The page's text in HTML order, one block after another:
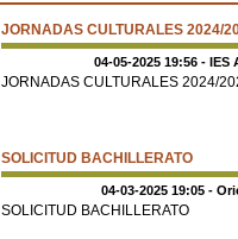
JORNADAS CULTURALES 2024/
04-05-2025 19:56 - IES
JORNADAS CULTURALES 2024/
SOLICITUD BACHILLERATO
04-03-2025 19:05 -
SOLICITUD BACHILLERATO